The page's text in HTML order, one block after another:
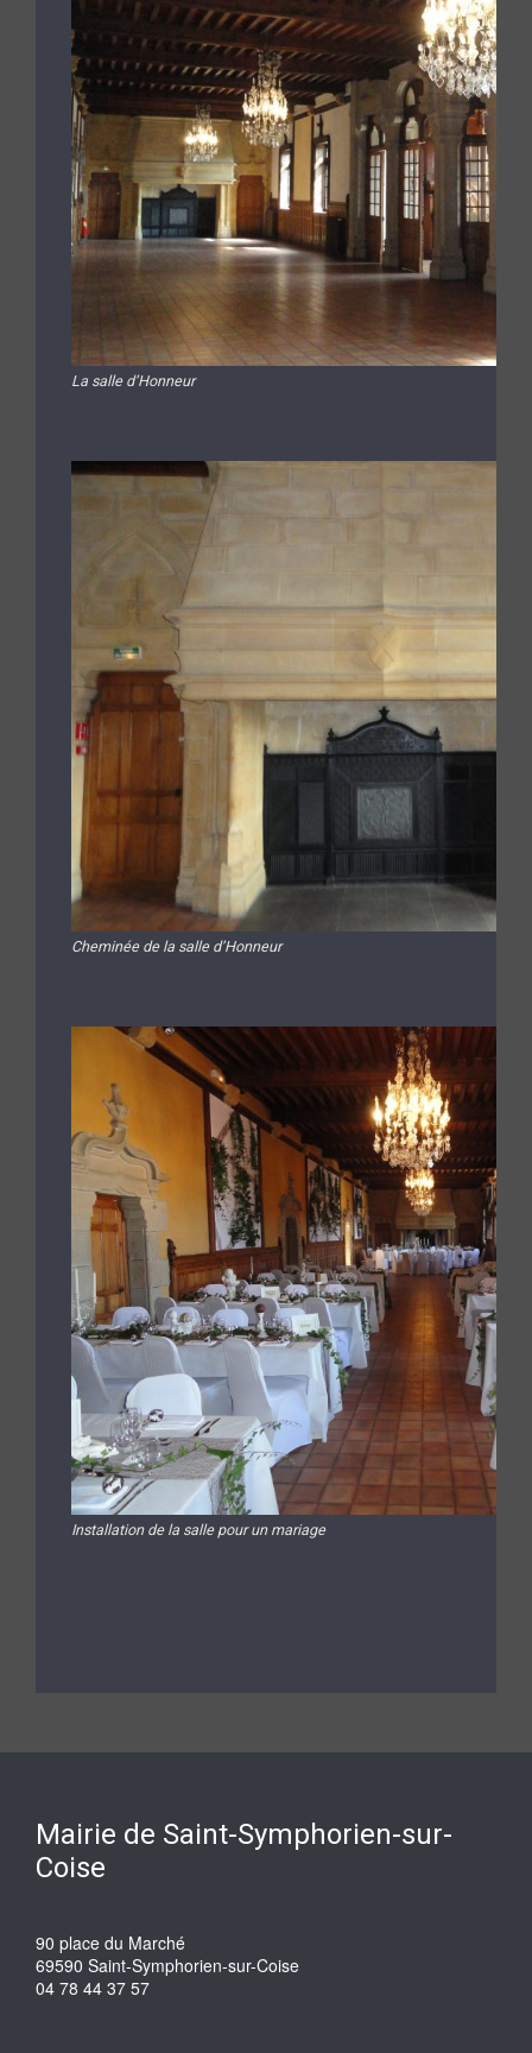
La salle d’Honneur
Cheminée de la salle d’Honneur
Installation de la salle pour un mariage
Mairie de Saint-Symphorien-sur-
Coise
90 place du Marché
69590 Saint-Symphorien-sur-Coise
04 78 44 37 57